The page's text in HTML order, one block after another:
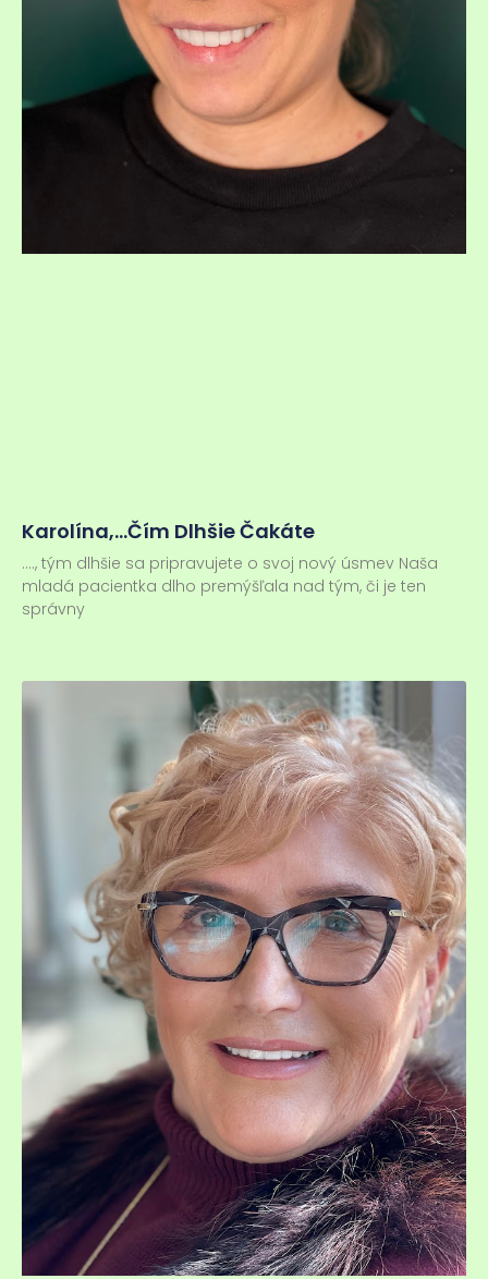
Karolína,…čím Dlhšie Čakáte
…., tým dlhšie sa pripravujete o svoj nový úsmev Naša
mladá pacientka dlho premýšľala nad tým, či je ten
správny